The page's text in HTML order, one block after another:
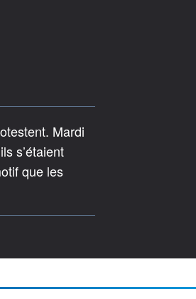
Mardi
s’étaient
que les